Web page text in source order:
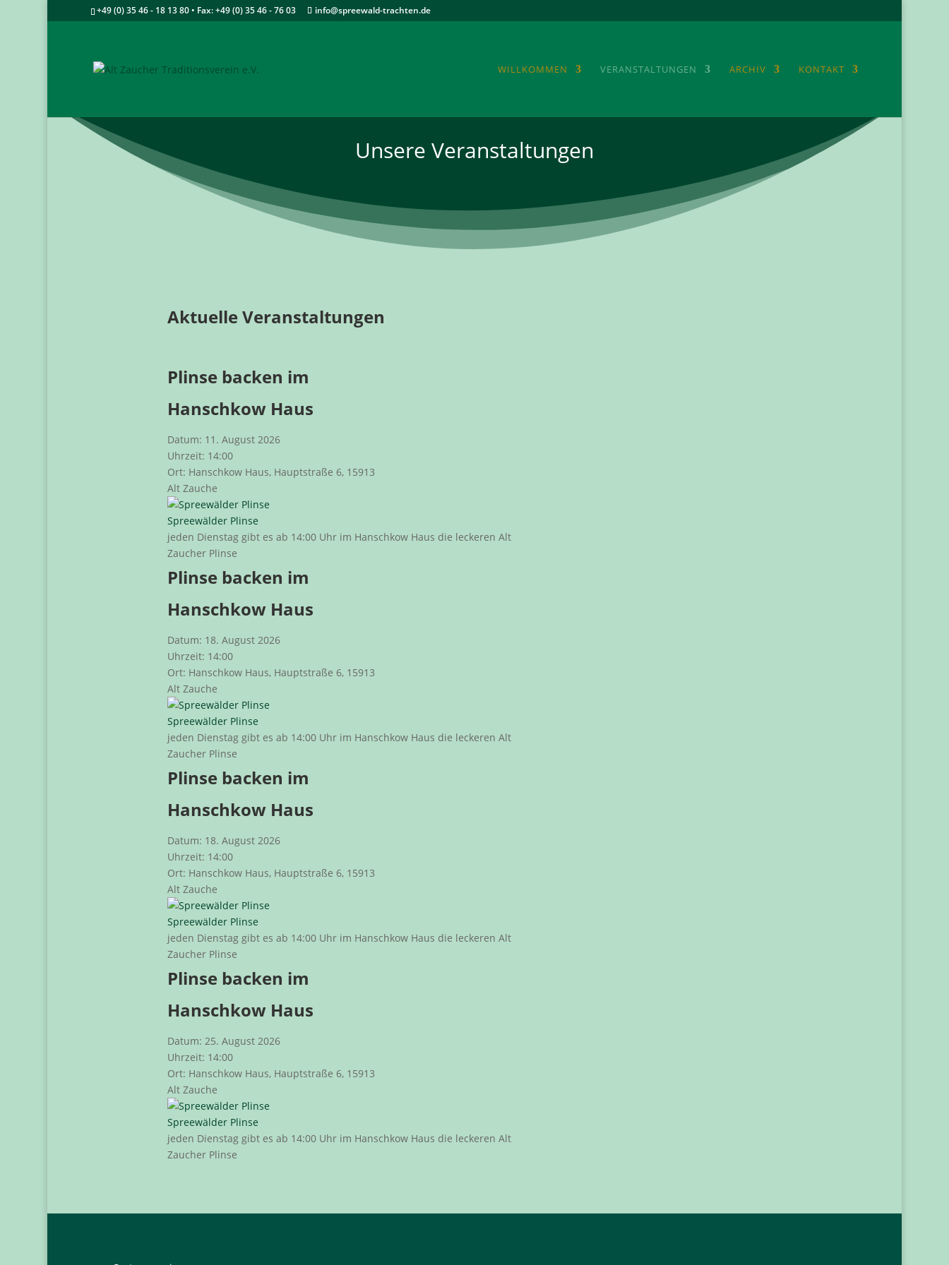
+49 (0) 35 46 - 18 13 80 • Fax: +49 (0) 35 46 - 76 03 info@spreewald-trachten.de
WILLKOMMEN VERANSTALTUNGEN ARCHIV KONTAKT
Unsere Veranstaltungen
Aktuelle Veranstaltungen
Plinse backen im
Hanschkow Haus
Datum: 11. August 2026
Uhrzeit: 14:00
Ort: Hanschkow Haus, Hauptstraße 6, 15913
Alt Zauche
Spreewälder Plinse
jeden Dienstag gibt es ab 14:00 Uhr im Hanschkow Haus die leckeren Alt
Zaucher Plinse
Plinse backen im
Hanschkow Haus
Datum: 18. August 2026
Uhrzeit: 14:00
Ort: Hanschkow Haus, Hauptstraße 6, 15913
Alt Zauche
Spreewälder Plinse
jeden Dienstag gibt es ab 14:00 Uhr im Hanschkow Haus die leckeren Alt
Zaucher Plinse
Plinse backen im
Hanschkow Haus
Datum: 18. August 2026
Uhrzeit: 14:00
Ort: Hanschkow Haus, Hauptstraße 6, 15913
Alt Zauche
Spreewälder Plinse
jeden Dienstag gibt es ab 14:00 Uhr im Hanschkow Haus die leckeren Alt
Zaucher Plinse
Plinse backen im
Hanschkow Haus
Datum: 25. August 2026
Uhrzeit: 14:00
Ort: Hanschkow Haus, Hauptstraße 6, 15913
Alt Zauche
Spreewälder Plinse
jeden Dienstag gibt es ab 14:00 Uhr im Hanschkow Haus die leckeren Alt
Zaucher Plinse